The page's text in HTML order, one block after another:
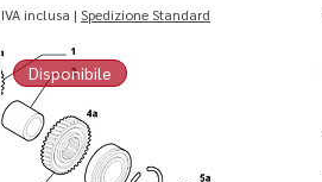
IVA inclusa | Spedizione Standard
Disponibile